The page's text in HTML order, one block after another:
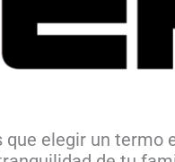
que elegir un